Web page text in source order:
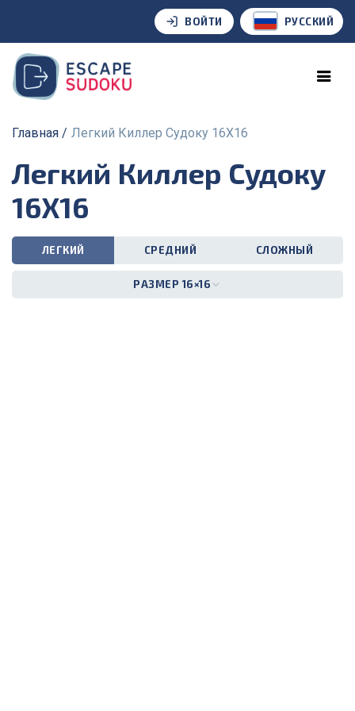
ВОЙТИ РУССКИЙ
Главная Легкий Киллер Судоку 16X16
Легкий Киллер Судоку
16X16
ЛЕГКИЙ СРЕДНИЙ СЛОЖНЫЙ
РАЗМЕР 16×16